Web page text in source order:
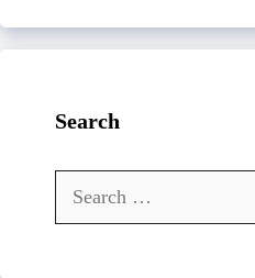
Search
Search
for: